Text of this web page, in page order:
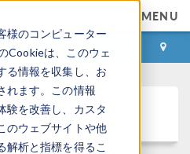
様のコンピューター
Cookieは、このウェ
る情報を収集し、お
れます。この情報
験を改善し、カスタ
のウェブサイトや他
解析と指標を得るこ
MENU
ログイン お問い合わせ